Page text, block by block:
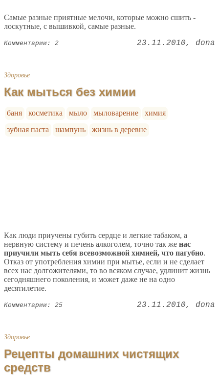
Самые разные приятные мелочи, которые можно сшить -
лоскутные, с вышивкой, самые разные.
Комментарии: 2 23.11.2010 dona
Здоровье
Как мыться без химии
баня косметика мыло мыловарение
химия
зубная паста
шампунь жизнь в деревне
Как люди приучены губить сердце и легкие табаком, а
нервную систему и печень алкоголем, точно так же нас
приучили мыть себя всевозможной химией, что пагубно.
Отказ от употребления химии при мытье, если и не сделает
всех нас долгожителями, то во всяком случае, удлинит жизнь
сегодняшнего поколения, и может даже не на одно
десятилетие.
Комментарии: 25 23.11.2010 dona
Здоровье
Рецепты домашних чистящих
средств